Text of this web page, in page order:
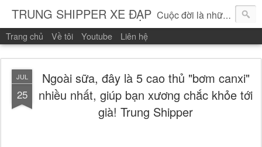
TRUNG SHIPPER XE ĐẠP Cuộc đời là những vòng quay!
Trang chủ Về tôi Youtube Liên hệ
JUL
25
Ngoài sữa, đây là 5 cao thủ "bơm canxi"
nhiều nhất, giúp bạn xương chắc khỏe tới
già! Trung Shipper